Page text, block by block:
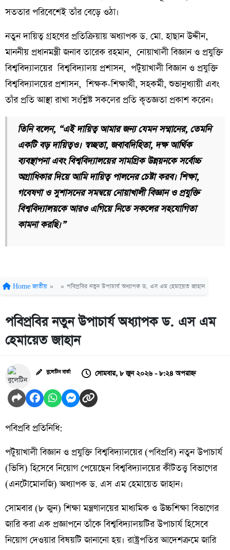
সততার পরিবেশেই তাঁর বেড়ে ওঠা।
নতুন দায়িত্ব গ্রহণের প্রতিক্রিয়ায় অধ্যাপক ড. মো. হাছান উদ্দীন,
মাননীয় প্রধানমন্ত্রী জনাব তারেক রহমান, নোয়াখালী বিজ্ঞান ও প্রযুক্তি
বিশ্ববিদ্যালয়ের বিশ্ববিদ্যালয় প্রশাসন, পটুয়াখালী বিজ্ঞান ও প্রযুক্তি
বিশ্ববিদ্যালয়ের প্রশাসন, শিক্ষক-শিক্ষার্থী, সহকর্মী, শুভানুধ্যায়ী এবং
তাঁর প্রতি আস্থা রাখা সংশ্লিষ্ট সকলের প্রতি কৃতজ্ঞতা প্রকাশ করেন।
তিনি বলেন, “এই দায়িত্ব আমার জন্য যেমন সম্মানের, তেমনি
একটি বড় দায়িত্বও। স্বচ্ছতা, জবাবদিহিতা, দক্ষ আর্থিক
ব্যবস্থাপনা এবং বিশ্ববিদ্যালয়ের সামগ্রিক উন্নয়নকে সর্বোচ্চ
অগ্রাধিকার দিয়ে আমি দায়িত্ব পালনের চেষ্টা করব। শিক্ষা,
গবেষণা ও সুশাসনের সমন্বয়ে নোয়াখালী বিজ্ঞান ও প্রযুক্তি
বিশ্ববিদ্যালয়কে আরও এগিয়ে নিতে সকলের সহযোগিতা
কামনা করছি।”
Home জাতীয় » » পবিপ্রবির নতুন উপাচার্য অধ্যাপক ড. এস এম হেমায়েত জাহান
পবিপ্রবির নতুন উপাচার্য অধ্যাপক ড. এস এম
হেমায়েত জাহান
বুলেটিন বার্তা সোমবার, ৮ জুন ২০২৬ - ৮:২৪ অপরাহ্ন
পবিপ্রবি প্রতিনিধি:
পটুয়াখালী বিজ্ঞান ও প্রযুক্তি বিশ্ববিদ্যালয়ের (পবিপ্রবি) নতুন উপাচার্য
(ভিসি) হিসেবে নিয়োগ পেয়েছেন বিশ্ববিদ্যালয়ের কীটতত্ত্ব বিভাগের
(এনটোমোলজি) অধ্যাপক ড. এস এম হেমায়েত জাহান।
সোমবার (৮ জুন) শিক্ষা মন্ত্রণালয়ের মাধ্যমিক ও উচ্চশিক্ষা বিভাগের
জারি করা এক প্রজ্ঞাপনে তাঁকে বিশ্ববিদ্যালয়টির উপাচার্য হিসেবে
নিয়োগ দেওয়ার বিষয়টি জানানো হয়। রাষ্ট্রপতির আদেশক্রমে জারি